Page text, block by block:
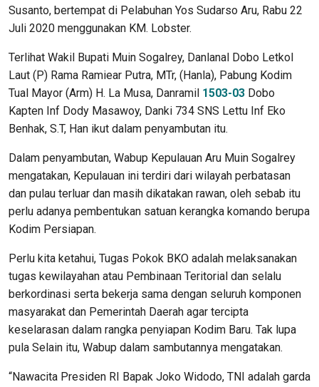
Susanto, bertempat di Pelabuhan Yos Sudarso Aru, Rabu 22
Juli 2020 menggunakan KM. Lobster.
Terlihat Wakil Bupati Muin Sogalrey, Danlanal Dobo Letkol
Laut (P) Rama Ramiear Putra, MTr, (Hanla), Pabung Kodim
Tual Mayor (Arm) H. La Musa, Danramil 1503-03 Dobo
Kapten Inf Dody Masawoy, Danki 734 SNS Lettu Inf Eko
Benhak, S.T, Han ikut dalam penyambutan itu.
Dalam penyambutan, Wabup Kepulauan Aru Muin Sogalrey
mengatakan, Kepulauan ini terdiri dari wilayah perbatasan
dan pulau terluar dan masih dikatakan rawan, oleh sebab itu
perlu adanya pembentukan satuan kerangka komando berupa
Kodim Persiapan.
Perlu kita ketahui, Tugas Pokok BKO adalah melaksanakan
tugas kewilayahan atau Pembinaan Teritorial dan selalu
berkordinasi serta bekerja sama dengan seluruh komponen
masyarakat dan Pemerintah Daerah agar tercipta
keselarasan dalam rangka penyiapan Kodim Baru. Tak lupa
pula Selain itu, Wabup dalam sambutannya mengatakan.
“Nawacita Presiden RI Bapak Joko Widodo, TNI adalah garda